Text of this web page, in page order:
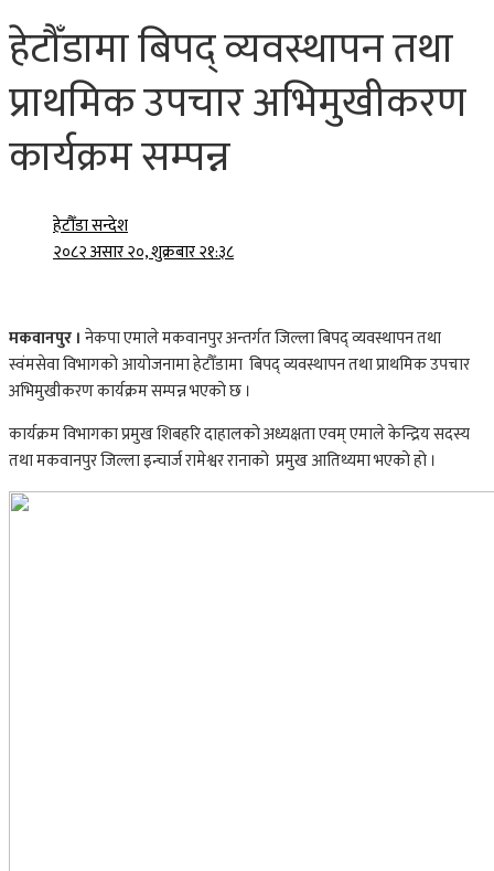
हेटौँडामा बिपद् व्यवस्थापन तथा
प्राथमिक उपचार अभिमुखीकरण
कार्यक्रम सम्पन्न
हेटौँडा सन्देश
२०८२ असार २०, शुक्रबार २१:३८
मकवानपुर । नेकपा एमाले मकवानपुर अन्तर्गत जिल्ला बिपद् व्यवस्थापन तथा
स्वंमसेवा विभागको आयोजनामा हेटौँडामा बिपद् व्यवस्थापन तथा प्राथमिक उपचार
अभिमुखीकरण कार्यक्रम सम्पन्न भएको छ ।
कार्यक्रम विभागका प्रमुख शिबहरि दाहालको अध्यक्षता एवम् एमाले केन्द्रिय सदस्य
तथा मकवानपुर जिल्ला इन्चार्ज रामेश्वर रानाको प्रमुख आतिथ्यमा भएको हो ।